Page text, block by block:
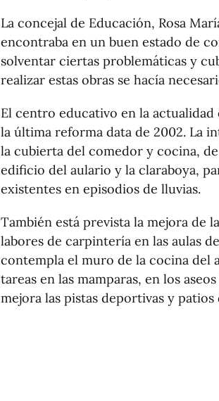
La concejal de Educación, Rosa
encontraba en un buen estado de
solventar ciertas problemáticas y
realizar estas obras se hacía
El centro educativo en la
la última reforma data de 2002. La
la cubierta del comedor y cocina,
edificio del aulario y la claraboya,
existentes en episodios de lluvias.
También está prevista la mejora de
labores de carpintería en las aulas
contempla el muro de la cocina del
tareas en las mamparas, en los
mejora las pistas deportivas y patios